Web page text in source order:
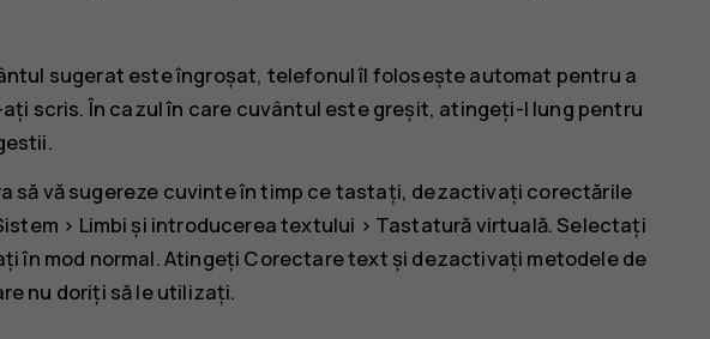
sugerat este îngroșat, telefonul îl folosește automat pentru a
scris. În cazul în care cuvântul este greșit, atingeți-l lung pentru
să vă sugereze cuvinte în timp ce tastați, dezactivați corectările
> Limbi și introducerea textului > Tastatură virtuală. Selectați
în mod normal. Atingeți Corectare text și dezactivați metodele de
nu doriți să le utilizați.